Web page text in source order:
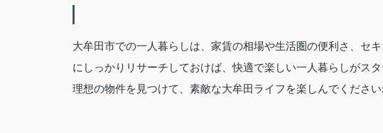
大牟田市での一人暮らしは、家賃の相場や生活圏の便利さ、セ
にしっかりリサーチしておけば、快適で楽しい一人暮らしがスタ
理想の物件を見つけて、素敵な大牟田ライフを楽しんでください